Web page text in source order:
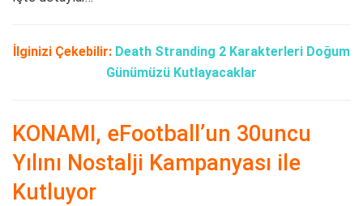
İlginizi Çekebilir: Death Stranding 2 Karakterleri Doğum
Günümüzü Kutlayacaklar
KONAMI, eFootball’un 30uncu
Yılını Nostalji Kampanyası ile
Kutluyor